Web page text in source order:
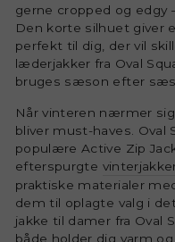
gerne cropped og edgy
Den korte silhuet giver
perfekt til dig, der vil
læderjakker fra Oval
bruges sæson efter
Når vinteren nærmer
bliver must-haves. Oval
populære Active Zip
efterspurgte
praktiske materialer
dem til oplagte valg i
jakke til damer fra Oval
både holder dig varm